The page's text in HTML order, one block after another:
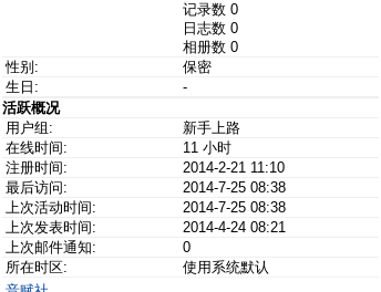
记录数 0
日志数 0
相册数 0
性别:
保密
生日:
-
活跃概况
用户组:
新手上路
在线时间:
11 小时
注册时间:
2014-2-21 11:10
最后访问:
2014-7-25 08:38
上次活动时间:
2014-7-25 08:38
上次发表时间:
2014-4-24 08:21
上次邮件通知:
0
所在时区:
使用系统默认